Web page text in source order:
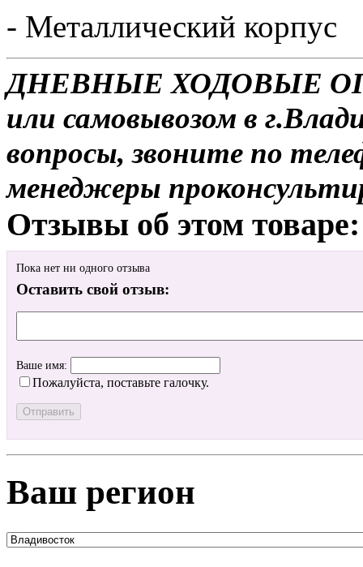
- Металлический корпус
ДНЕВНЫЕ ХОДОВЫЕ
или самовывозом в
вопросы, звоните по
менеджеры
Отзывы об этом товаре:
Пока нет ни одного отзыва
Оставить свой отзыв:
Ваше имя:
Пожалуйста, поставьте галочку.
Ваш регион